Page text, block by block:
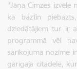
‘’Jāņa Cimzes
kā bāztin
dziedātājiem tur ir
programmā vēl
sarīkojuma nozīme
garīgajā citadelē,